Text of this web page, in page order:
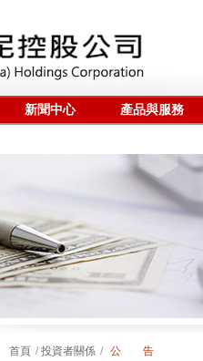
新聞中心
產品與服務
首頁 / 投資者關係 / 公 告